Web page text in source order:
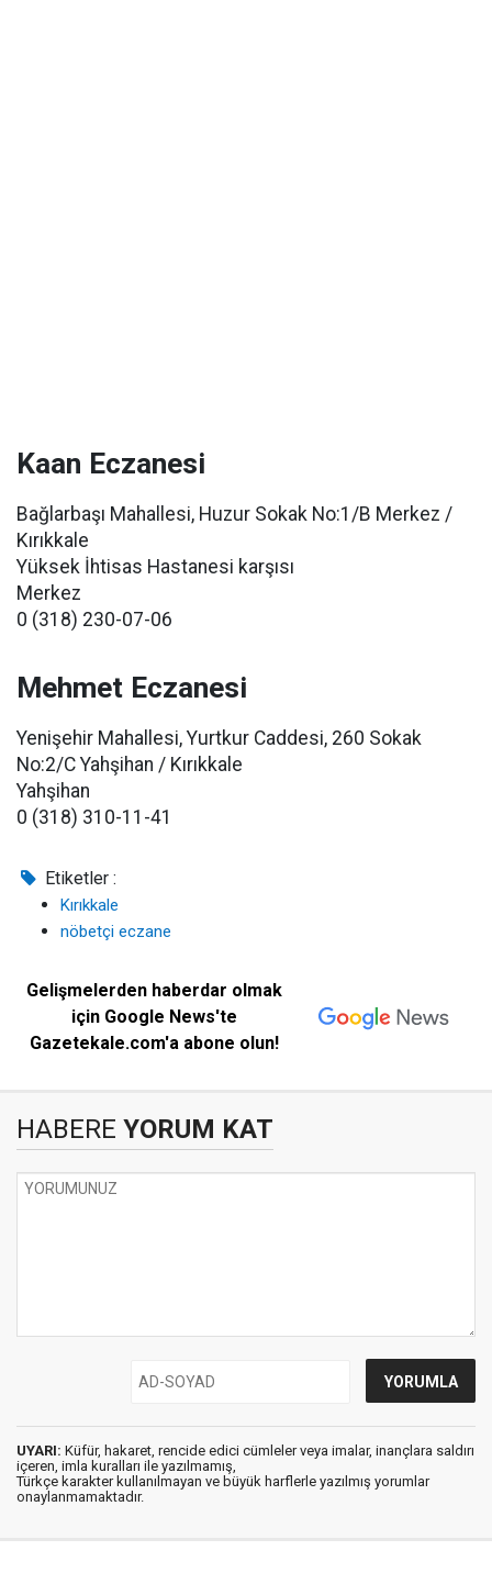
Kaan Eczanesi
Bağlarbaşı Mahallesi, Huzur Sokak No:1/B Merkez /
Kırıkkale
Yüksek İhtisas Hastanesi karşısı
Merkez
0 (318) 230-07-06
Mehmet Eczanesi
Yenişehir Mahallesi, Yurtkur Caddesi, 260 Sokak
No:2/C Yahşihan / Kırıkkale
Yahşihan
0 (318) 310-11-41
Etiketler :
Kırıkkale
nöbetçi eczane
Gelişmelerden haberdar olmak
için Google News'te
Gazetekale.com'a abone olun!
HABERE YORUM KAT
UYARI: Küfür, hakaret, rencide edici cümleler veya imalar, inançlara saldırı
içeren, imla kuralları ile yazılmamış,
Türkçe karakter kullanılmayan ve büyük harflerle yazılmış yorumlar
onaylanmamaktadır.